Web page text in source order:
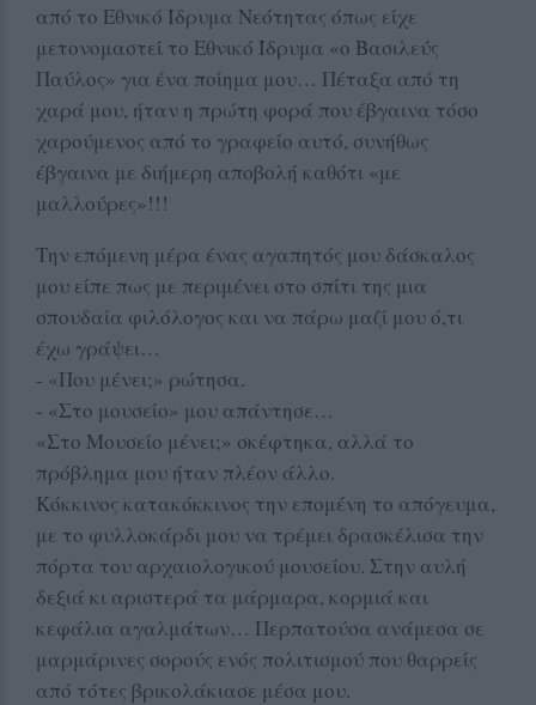
από το Εθνικό Ίδρυμα Νεότητας όπως είχε
μετονομαστεί το Εθνικό Ίδρυμα «ο Βασιλεύς
Παύλος» για ένα ποίημα μου… Πέταξα από τη
χαρά μου, ήταν η πρώτη φορά που έβγαινα τόσο
χαρούμενος από το γραφείο αυτό, συνήθως
έβγαινα με διήμερη αποβολή καθότι «με
μαλλούρες»!!!
Την επόμενη μέρα ένας αγαπητός μου δάσκαλος
μου είπε πως με περιμένει στο σπίτι της μια
σπουδαία φιλόλογος και να πάρω μαζί μου ό,τι
έχω γράψει…
- «Που μένει;» ρώτησα.
- «Στο μουσείο» μου απάντησε…
«Στο Μουσείο μένει;» σκέφτηκα, αλλά το
πρόβλημα μου ήταν πλέον άλλο.
Κόκκινος κατακόκκινος την επομένη το απόγευμα,
με το φυλλοκάρδι μου να τρέμει δρασκέλισα την
πόρτα του αρχαιολογικού μουσείου. Στην αυλή
δεξιά κι αριστερά τα μάρμαρα, κορμιά και
κεφάλια αγαλμάτων… Περπατούσα ανάμεσα σε
μαρμάρινες σορούς ενός πολιτισμού που θαρρείς
από τότες βρικολάκιασε μέσα μου.